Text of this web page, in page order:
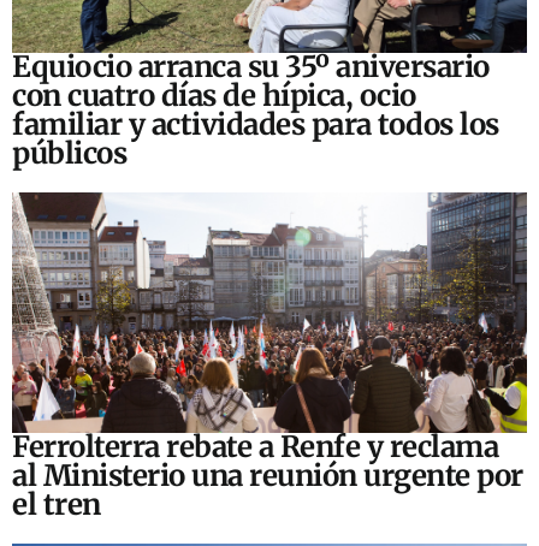
Equiocio arranca su 35º aniversario
con cuatro días de hípica, ocio
familiar y actividades para todos los
públicos
Ferrolterra rebate a Renfe y reclama
al Ministerio una reunión urgente por
el tren